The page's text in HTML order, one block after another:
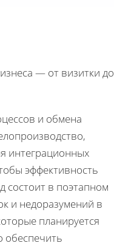
— от визитки до
и обмена
интеграционных
эффективность
в поэтапном
и недоразумений в
планируется
обеспечить